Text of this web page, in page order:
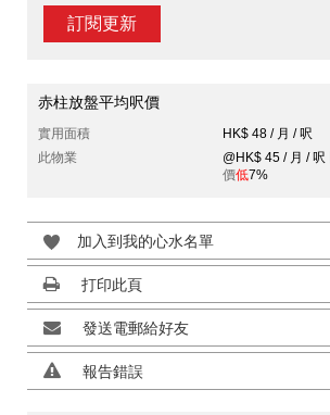
訂閱更新
赤柱放盤平均呎價
實用面積
HK$ 48 / 月 / 呎
此物業
@HK$ 45 / 月 / 呎
價低7%
加入到我的心水名單
打印此頁
發送電郵給好友
報告錯誤